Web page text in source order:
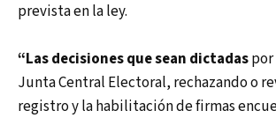
prevista en la ley.
“Las decisiones que sean dictadas
Junta Central Electoral, rechazando o
registro y la habilitación de firmas